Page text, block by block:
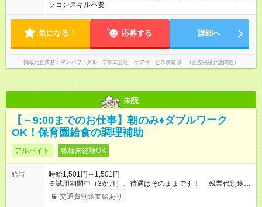
ソコンスキル不要
気になる！ 応募する 詳細へ
掲載元企業名 マンパワーグループ株式会社 ケアサービス事業部 （医療福祉介護関連）
未読
【～9:00までのお仕事】朝のみ♦ダブルワーク
OK！保育園給食の調理補助
アルバイト 職種未経験OK
給与
時給1,501円～1,501円
※試用期間中（3か月）、待遇はそのままです！ 残業代別途支
給（残業はほぼなし） 【試用期間】試用期間あり 試用期間の長
さ：3ヶ月 雇用形態、給与は本採用時と同じです。
交通費別途支給あり